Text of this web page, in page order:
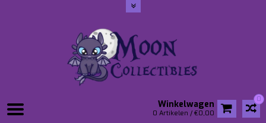
0
Winkelwagen
0 Artikelen / €0,00